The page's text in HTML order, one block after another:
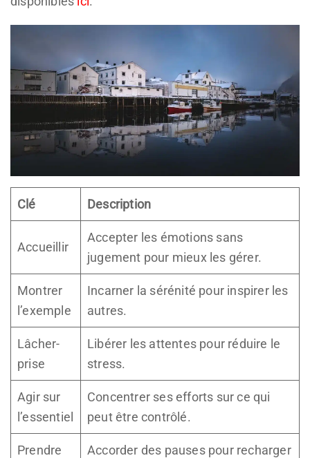
Clé Description
Accueillir
Accepter les émotions sans
jugement pour mieux les gérer.
Montrer
l’exemple
Incarner la sérénité pour inspirer les
autres.
Lâcher-
prise
Libérer les attentes pour réduire le
stress.
Agir sur
l’essentiel
Concentrer ses efforts sur ce qui
peut être contrôlé.
Prendre
Accorder des pauses pour recharger